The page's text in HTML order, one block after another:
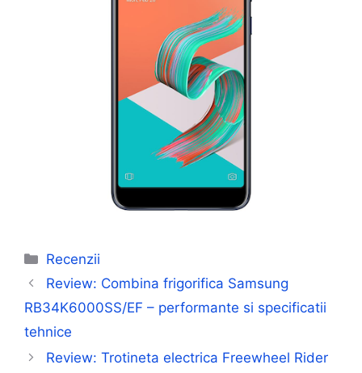
Categorii
Recenzii
Review: Combina frigorifica Samsung
RB34K6000SS/EF – performante si specificatii
tehnice
Review: Trotineta electrica Freewheel Rider